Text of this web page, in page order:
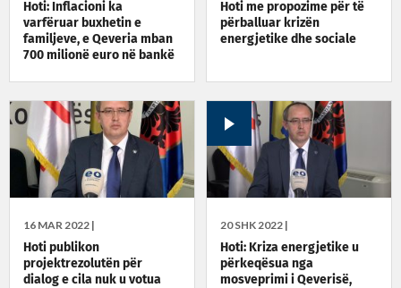
Hoti: Inflacioni ka
varfëruar buxhetin e
familjeve, e Qeveria mban
700 milionë euro në bankë
Hoti me propozime për të
përballuar krizën
energjetike dhe sociale
16 MAR 2022 |
Hoti publikon
projektrezolutën për
dialog e cila nuk u votua
20 SHK 2022 |
Hoti: Kriza energjetike u
përkeqësua nga
mosveprimi i Qeverisë,